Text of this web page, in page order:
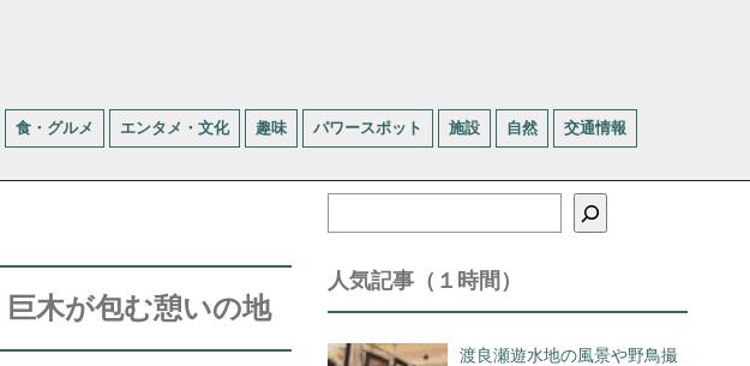
食・グルメ エンタメ・文化 趣味 パワースポット 施設 自然 交通情報
木が包む憩いの地
索
人気記事（１時間）
渡良瀬遊水地の風景や野鳥撮